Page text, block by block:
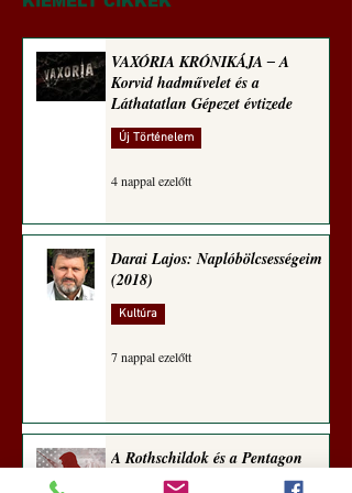
VAXÓRIA KRÓNIKÁJA ‒ A
Korvid hadművelet és a
Láthatatlan Gépezet évtizede
Új Történelem
4 nappal ezelőtt
Darai Lajos: Naplóbölcsességeim
(2018)
Kultúra
7 nappal ezelőtt
A Rothschildok és a Pentagon
bizalmas feljegyzése: „Hét ország